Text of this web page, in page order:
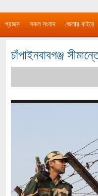
প্রচ্ছদ সকল সংবাদ জেলার বাইরে
চাঁপাইনবাবগঞ্জ